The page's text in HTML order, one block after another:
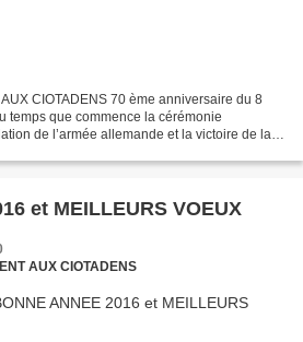
CIOTADENS 70 ème anniversaire du 8
temps que commence la cérémonie
de l’armée allemande et la victoire de la
et MEILLEURS VOEUX
AUX CIOTADENS